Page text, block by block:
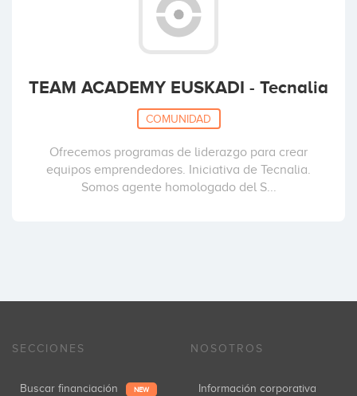
TEAM ACADEMY EUSKADI - Tecnalia
COMUNIDAD
Ofrecemos programas de liderazgo para crear
equipos emprendedores. Iniciativa de Tecnalia.
Somos agente homologado del S...
SECCIONES
Buscar financiación NEW
NOSOTROS
Información corporativa